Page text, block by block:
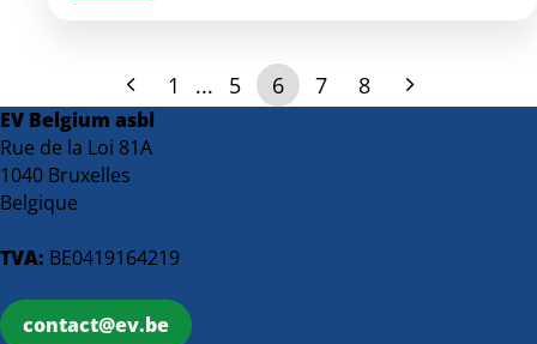
1 ... 5 6 7 8
EV Belgium asbl
Rue de la Loi 81A
1040 Bruxelles
Belgique
TVA: BE0419164219
contact@ev.be